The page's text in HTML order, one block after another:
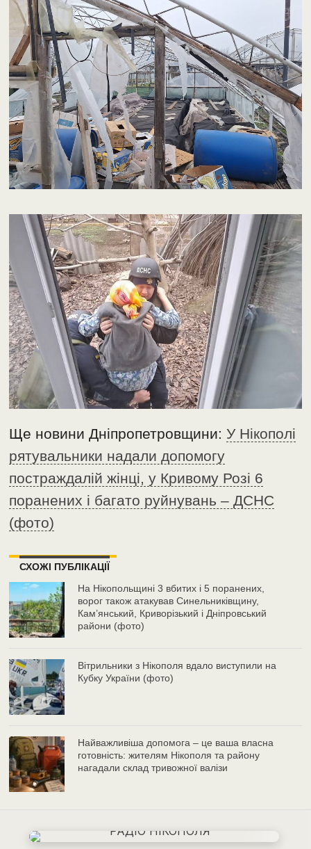
Ще новини Дніпропетровщини:У Нікополі
рятувальники надали допомогу
постраждалій жінці, у Кривому Розі 6
поранених і багато руйнувань – ДСНС
(фото)
СХОЖІ ПУБЛІКАЦІЇ
На Нікопольщині 3 вбитих і 5 поранених,
ворог також атакував Синельниківщину,
Кам’янський, Криворізький і Дніпровський
райони (фото)
Вітрильники з Нікополя вдало виступили на
Кубку України (фото)
Найважливіша допомога – це ваша власна
готовність: жителям Нікополя та району
нагадали склад тривожної валізи